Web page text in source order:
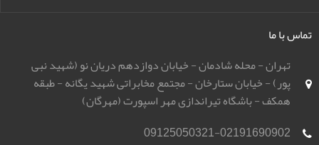
تماس با ما
تهران - محله شادمان - خیابان دوازدهم دریان نو (شهید نبی
پور) - خیابان ستارخان - مجتمع مخابراتی شهید یگانه - طبقه
همکف - باشگاه تیراندازی مهر اسپورت (مهرگان)
09125050321-02191690902